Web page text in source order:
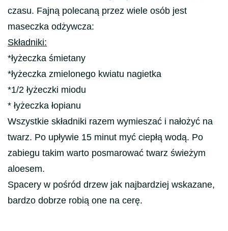
czasu. Fajną polecaną przez wiele osób jest
maseczka odżywcza:
Składniki:
*łyżeczka śmietany
*łyżeczka zmielonego kwiatu nagietka
*1/2 łyżeczki miodu
* łyżeczka łopianu
Wszystkie składniki razem wymieszać i nałożyć na
twarz. Po upływie 15 minut myć ciepłą wodą. Po
zabiegu takim warto posmarować twarz świeżym
aloesem.
Spacery w pośród drzew jak najbardziej wskazane,
bardzo dobrze robią one na cerę.